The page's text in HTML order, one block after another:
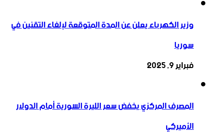
وزير الكهرباء يعلن عن المدة المتوقعة لإلغاء التقنين في
سوريا
فبراير 9, 2025
المصرف المركزي يخفض سعر الليرة السورية أمام الدولار
الأميركي